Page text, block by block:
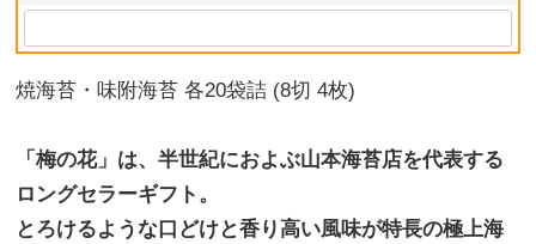
焼海苔・味附海苔 各20袋詰 (8切 4枚)
「梅の花」は、半世紀におよぶ山本海苔店を代表する
ロングセラーギフト。
とろけるような口どけと香り高い風味が特長の極上海